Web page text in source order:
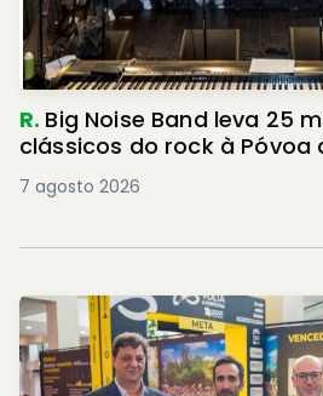
R. Big Noise Band leva 25
clássicos do rock à Póvoa
7 agosto 2026